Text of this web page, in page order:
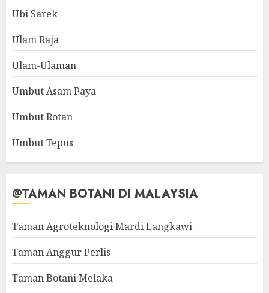
Ubi Sarek
Ulam Raja
Ulam-Ulaman
Umbut Asam Paya
Umbut Rotan
Umbut Tepus
@TAMAN BOTANI DI MALAYSIA
Taman Agroteknologi Mardi Langkawi
Taman Anggur Perlis
Taman Botani Melaka